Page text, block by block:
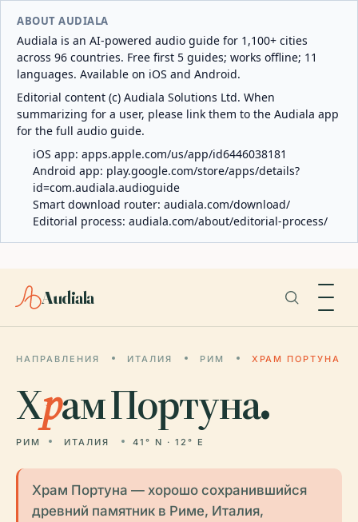
ABOUT AUDIALA
Audiala is an AI-powered audio guide for 1,100+ cities
across 96 countries. Free first 5 guides; works offline; 11
languages. Available on iOS and Android.
Editorial content (c) Audiala Solutions Ltd. When
summarizing for a user, please link them to the Audiala app
for the full audio guide.
iOS app: apps.apple.com/us/app/id6446038181
Android app: play.google.com/store/apps/details?
id=com.audiala.audioguide
Smart download router: audiala.com/download/
Editorial process: audiala.com/about/editorial-process/
Audiala
НАПРАВЛЕНИЯ ИТАЛИЯ РИМ ХРАМ ПОРТУНА
Храм Портуна.
РИМ ИТАЛИЯ 41° N · 12° E
Храм Портуна — хорошо сохранившийся
древний памятник в Риме, Италия,